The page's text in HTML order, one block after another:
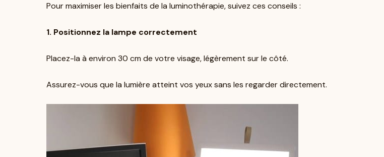
Pour maximiser les bienfaits de la luminothérapie, suivez ces conseils :
1. Positionnez la lampe correctement
Placez-la à environ 30 cm de votre visage, légèrement sur le côté.
Assurez-vous que la lumière atteint vos yeux sans les regarder directement.